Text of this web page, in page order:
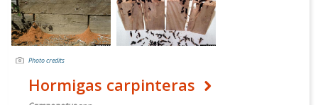
Photo credits
Hormigas carpinteras